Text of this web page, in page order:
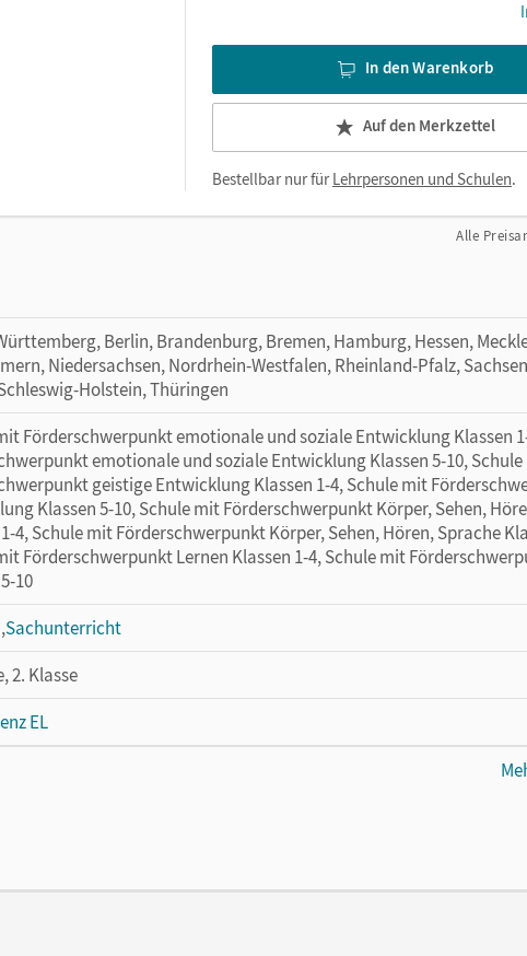
In den Warenkorb
Auf den Merkzettel
Bestellbar nur fürLehrpersonen und Schulen.
Alle
Berlin, Brandenburg, Bremen, Hamburg, Hessen,
Niedersachsen, Nordrhein-Westfalen, Rheinland-Pfalz,
Holstein, Thüringen
Förderschwerpunkt emotionale und soziale Entwicklung Klassen
emotionale und soziale Entwicklung Klassen 5-10,
geistige Entwicklung Klassen 1-4, Schule mit
Klassen 5-10, Schule mit Förderschwerpunkt Körper, Sehen,
4, Schule mit Förderschwerpunkt Körper, Sehen, Hören, Sprache
Förderschwerpunkt Lernen Klassen 1-4, Schule mit
10
,Sachunterricht
2. Klasse
EL